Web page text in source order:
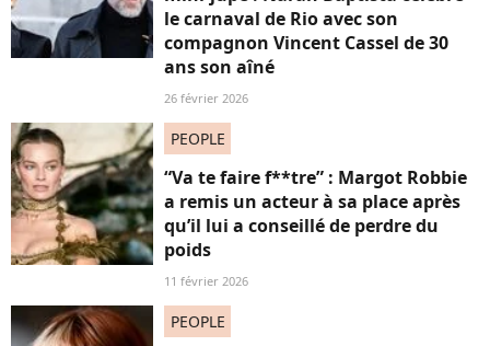
le carnaval de Rio avec son
compagnon Vincent Cassel de 30
ans son aîné
26 février 2026
PEOPLE
“Va te faire f**tre” : Margot Robbie
a remis un acteur à sa place après
qu’il lui a conseillé de perdre du
poids
11 février 2026
PEOPLE